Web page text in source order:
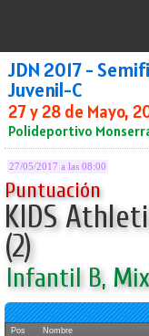
JDN 2017 -
Juvenil-C
27 y 28 de Mayo,
Polideportivo
27/05/2017 a las 08:00
Puntuación
KIDS
(2)
Infantil B,
Pos Nombre